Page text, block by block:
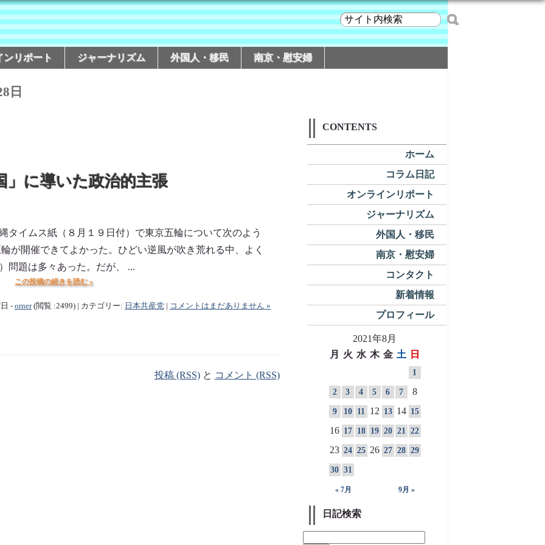
ンリポート ジャーナリズム 外国人・移民 南京・慰安婦
日
」に導いた政治的主張
タイムス紙（８月１９日付）で東京五輪について次のよう
が開催できてよかった。ひどい逆風が吹き荒れる中、よく
問題は多々あった。だが、 ...
この投稿の続きを読む »
- orner(閲覧 :2499) | カテゴリー: 日本共産党| コメントはまだありません »
投稿 (RSS)と コメント (RSS)
CONTENTS
ホーム
コラム日記
オンラインリポート
ジャーナリズム
外国人・移民
南京・慰安婦
コンタクト
新着情報
プロフィール
2021年8月
月 火 水 木 金 土 日
« 7月 9月 »
1
2 3 4 5 6 7 8
9 10 11 12 13 14 15
16 17 18 19 20 21 22
23 24 25 26 27 28 29
30 31
日記検索